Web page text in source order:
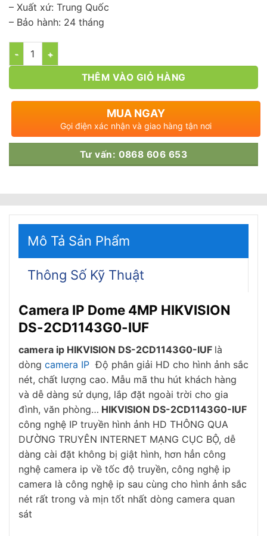
– Xuất xứ: Trung Quốc
– Bảo hành: 24 tháng
Số lượng
THÊM VÀO GIỎ HÀNG
MUA NGAY
Gọi điện xác nhận và giao hàng tận nơi
Tư vấn: 0868 606 653
Mô Tả Sản Phẩm
Thông Số Kỹ Thuật
Camera IP Dome 4MP HIKVISION
DS-2CD1143G0-IUF
camera ip HIKVISION DS-2CD1143G0-IUF là
dòng camera IP Độ phân giải HD cho hình ảnh sắc
nét, chất lượng cao. Mẫu mã thu hút khách hàng
và dễ dàng sử dụng, lắp đặt ngoài trời cho gia
đình, văn phòng… HIKVISION DS-2CD1143G0-IUF
công nghệ IP truyền hình ảnh HD THÔNG QUA
DƯỜNG TRUYÊN INTERNET MẠNG CỤC BỘ, dễ
dàng cài đặt không bị giật hình, hơn hẳn công
nghệ camera ip về tốc độ truyền, công nghệ ip
camera là công nghệ ip sau cùng cho hình ảnh sắc
nét rất trong và mịn tốt nhất dòng camera quan
sát